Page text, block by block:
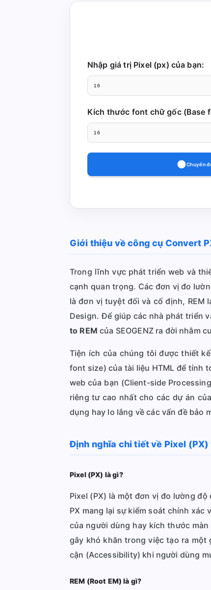
Nhập giá trị Pixel (px) của bạn:
Kích thước font chữ gốc (Base
Chuyển
Giới thiệu về công cụ Convert
Trong lĩnh vực phát triển web và
cạnh quan trọng. Các đơn vị đo
là đơn vị tuyệt đối và cố định, REM
Design. Để giúp các nhà phát triển
to REM của SEOGENZ ra đời nhằm
Tiện ích của chúng tôi được thiết
font size) của tài liệu HTML để tính
web của bạn (Client-side
riêng tư cao nhất cho các dự án
dụng hay lo lắng về các vấn đề bảo
Định nghĩa chi tiết về Pixel (PX)
Pixel (PX) là gì?
Pixel (PX) là một đơn vị đo lường
PX mang lại sự kiểm soát chính
của người dùng hay kích thước
gây khó khăn trong việc tạo ra một
cận (Accessibility) khi người dùng
REM (Root EM) là gì?